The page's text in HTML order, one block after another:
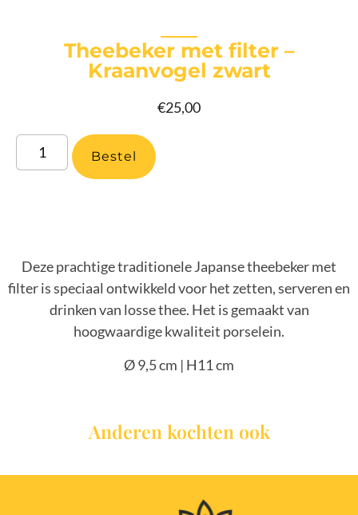
Theebeker met filter –
Kraanvogel zwart
€25,00
Bestel
Deze prachtige traditionele Japanse theebeker met
filter is speciaal ontwikkeld voor het zetten, serveren en
drinken van losse thee. Het is gemaakt van
hoogwaardige kwaliteit porselein.
Ø 9,5 cm | H11 cm
Anderen kochten ook